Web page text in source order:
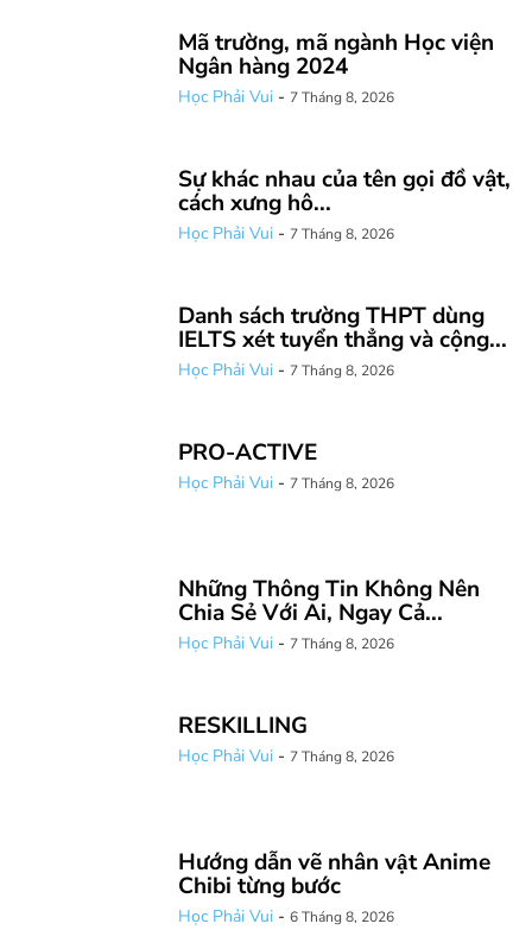
Mã trường, mã ngành Học viện
Ngân hàng 2024
Học Phải Vui - 7 Tháng 8, 2026
Sự khác nhau của tên gọi đồ vật,
cách xưng hô...
Học Phải Vui - 7 Tháng 8, 2026
Danh sách trường THPT dùng
IELTS xét tuyển thẳng và cộng...
Học Phải Vui - 7 Tháng 8, 2026
PRO-ACTIVE
Học Phải Vui - 7 Tháng 8, 2026
Những Thông Tin Không Nên
Chia Sẻ Với Ai, Ngay Cả...
Học Phải Vui - 7 Tháng 8, 2026
RESKILLING
Học Phải Vui - 7 Tháng 8, 2026
Hướng dẫn vẽ nhân vật Anime
Chibi từng bước
Học Phải Vui - 6 Tháng 8, 2026